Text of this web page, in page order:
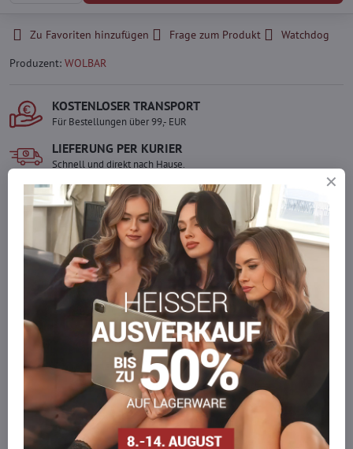
Zu Favoriten hinzufügen Frage zum Produkt
Watchdog
Produzent: WOLBAR
KOSTENLOSER TRANSPORT
Für Bestellungen über 99,- EUR
LIEFERUNG PER KURIER
Schnell und direkt nach Hause.
SICHERE ZAHLUNGEN
Gesicherte Online-Zahlungen
Ware auf Lager
Wir versenden sofort
Werden Sie Teil von everlady
Werden Sie Teil von everlady und genießen Sie einen5 %
Mitgliedervorteilbei jedem Einkauf.
Der Vorteil wird automatisch im Warenkorb angewendet.
Möchten Sie mehr bestellen, als wir
auf Lager haben?
Zögern Sie nicht, uns zu kontaktieren, wir füllen die Ware für Sie
wieder auf!